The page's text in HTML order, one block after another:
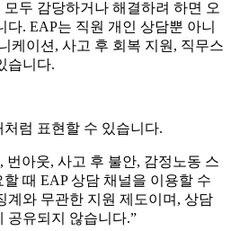
두 감당하거나 해결하려 하면 오
. EAP는 직원 개인 상담뿐 아니
케이션, 사고 후 회복 지원, 직무스
습니다.
럼 표현할 수 있습니다.
번아웃, 사고 후 불안, 감정노동 스
때 EAP 상담 채널을 이용할 수
계와 무관한 지원 제도이며, 상담
공유되지 않습니다.”